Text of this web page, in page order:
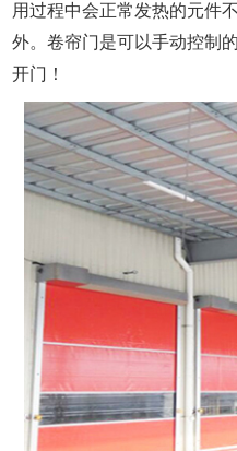
用过程中会正常发热的元件
外。卷帘门是可以手动控制
开门！